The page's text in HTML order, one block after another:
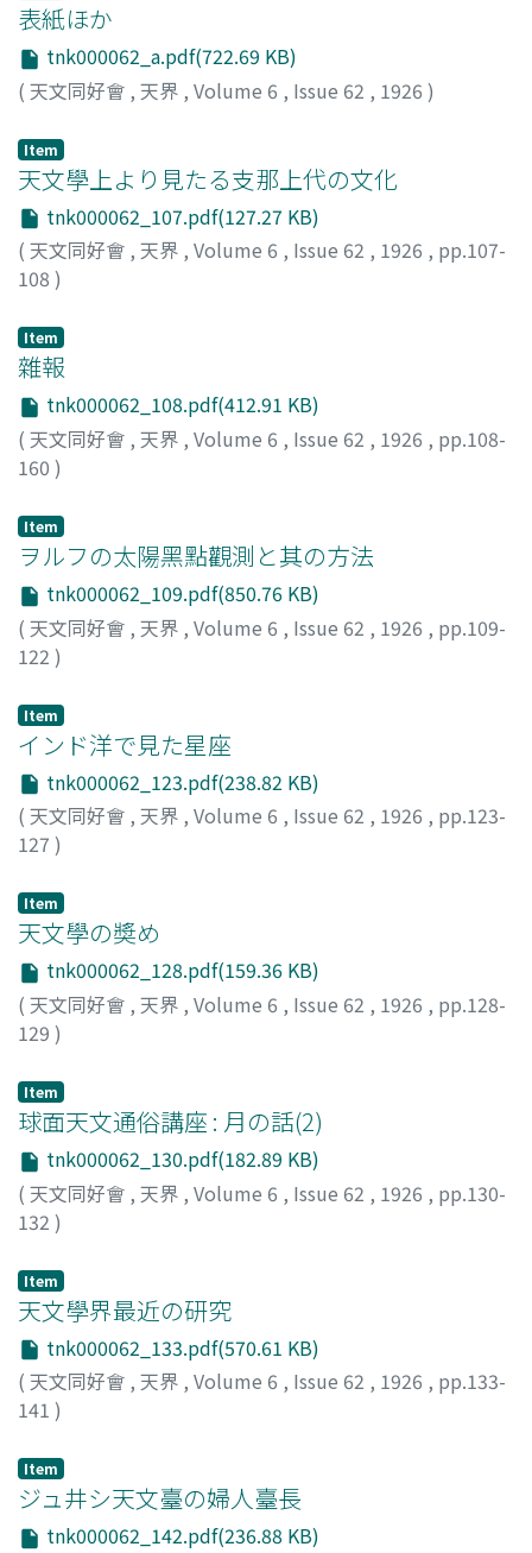
表紙ほか
tnk000062_a.pdf(722.69 KB)
( 天文同好會 , 天界 , Volume 6 , Issue 62 , 1926 )
Item
天文學上より見たる支那上代の文化
tnk000062_107.pdf(127.27 KB)
( 天文同好會 , 天界 , Volume 6 , Issue 62 , 1926 , pp.107-
108 )
Item
雜報
tnk000062_108.pdf(412.91 KB)
( 天文同好會 , 天界 , Volume 6 , Issue 62 , 1926 , pp.108-
160 )
Item
ヲルフの太陽黑點觀測と其の方法
tnk000062_109.pdf(850.76 KB)
( 天文同好會 , 天界 , Volume 6 , Issue 62 , 1926 , pp.109-
122 )
Item
インド洋で見た星座
tnk000062_123.pdf(238.82 KB)
( 天文同好會 , 天界 , Volume 6 , Issue 62 , 1926 , pp.123-
127 )
Item
天文學の奬め
tnk000062_128.pdf(159.36 KB)
( 天文同好會 , 天界 , Volume 6 , Issue 62 , 1926 , pp.128-
129 )
Item
球面天文通俗講座 : 月の話(2)
tnk000062_130.pdf(182.89 KB)
( 天文同好會 , 天界 , Volume 6 , Issue 62 , 1926 , pp.130-
132 )
Item
天文學界最近の研究
tnk000062_133.pdf(570.61 KB)
( 天文同好會 , 天界 , Volume 6 , Issue 62 , 1926 , pp.133-
141 )
Item
ジュ井シ天文臺の婦人臺長
tnk000062_142.pdf(236.88 KB)